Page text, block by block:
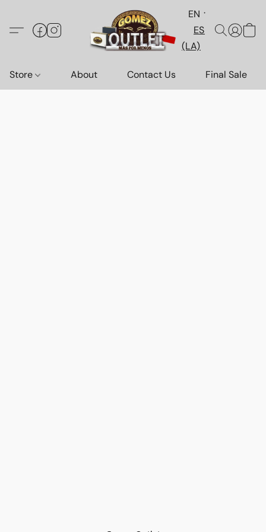
EN
ES
(LA)
Store About Contact Us Final Sale